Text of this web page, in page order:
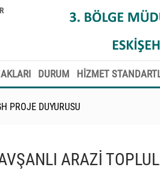
DURUM HİZMET
PROJE DUYURUSU
ARAZİ